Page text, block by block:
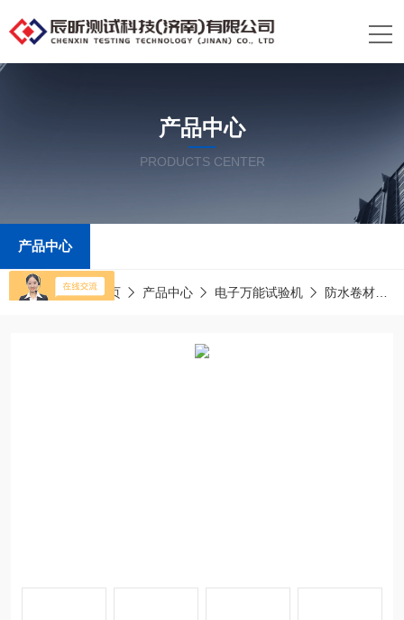
产品中心
PRODUCTS CENTER
产品中心
当前位置：首页 产品中心 电子万能试验机 防水卷材拉力试验机